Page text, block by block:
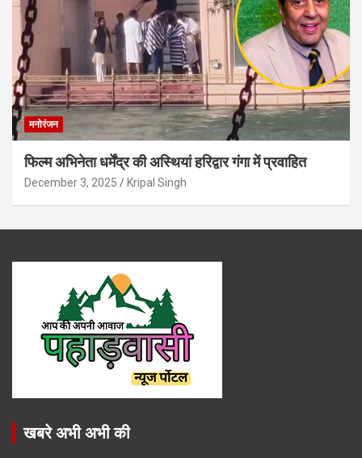
मनोरंजन
फिल्म अभिनेता धर्मेंद्र की अस्थियां हरिद्वार गंगा में प्रवाहित
December 3, 2025 Kripal Singh
खबरे अभी अभी की